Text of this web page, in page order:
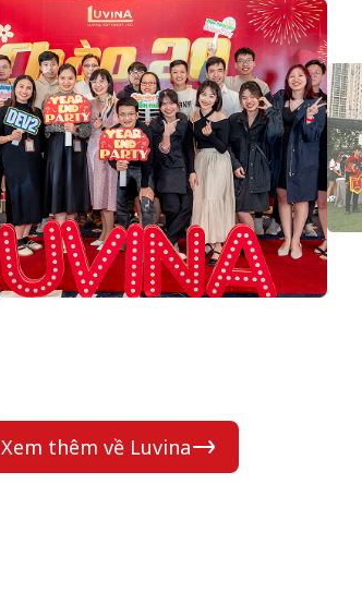
Xem thêm về Luvina